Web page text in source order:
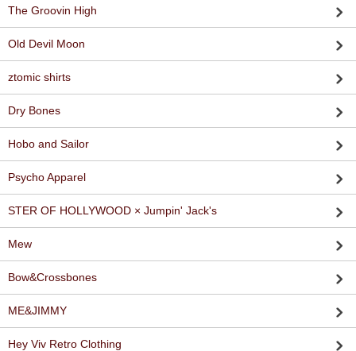
The Groovin High
Old Devil Moon
ztomic shirts
Dry Bones
Hobo and Sailor
Psycho Apparel
STER OF HOLLYWOOD × Jumpin' Jack's
Mew
Bow&Crossbones
ME&JIMMY
Hey Viv Retro Clothing